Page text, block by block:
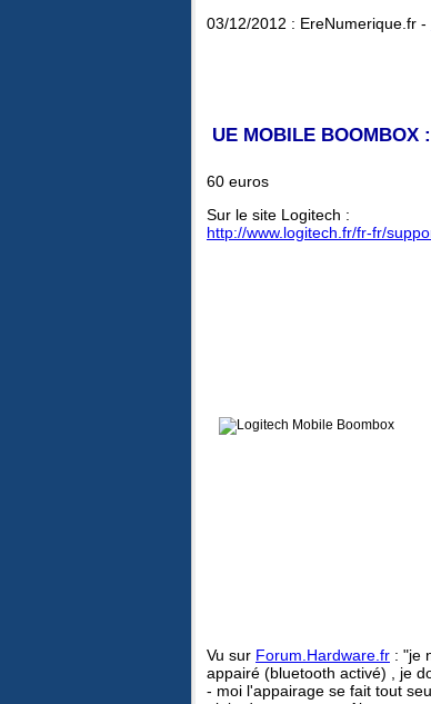
03/12/2012 : EreNumerique.fr -
UE MOBILE BOOMBOX :
60 euros
Sur le site Logitech :
http://www.logitech.fr/fr-fr/
Vu sur Forum.Hardware.fr : "je
appairé (bluetooth activé) , je
- moi l'appairage se fait tout